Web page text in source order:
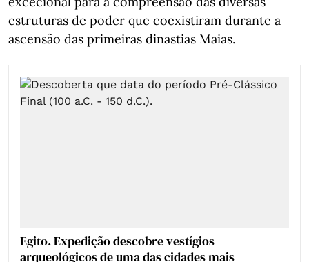
estruturas de poder que coexistiram durante a
ascensão das primeiras dinastias Maias.
Egito. Expedição descobre vestígios
arqueológicos de uma das cidades mais